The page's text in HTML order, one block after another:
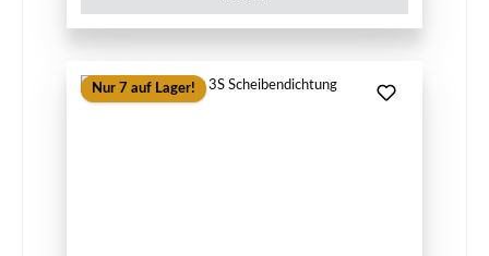
Nur 7 auf Lager!